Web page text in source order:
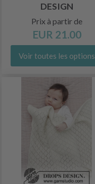
DESIGN
Prix à partir de
EUR 21.00
Voir toutes les options